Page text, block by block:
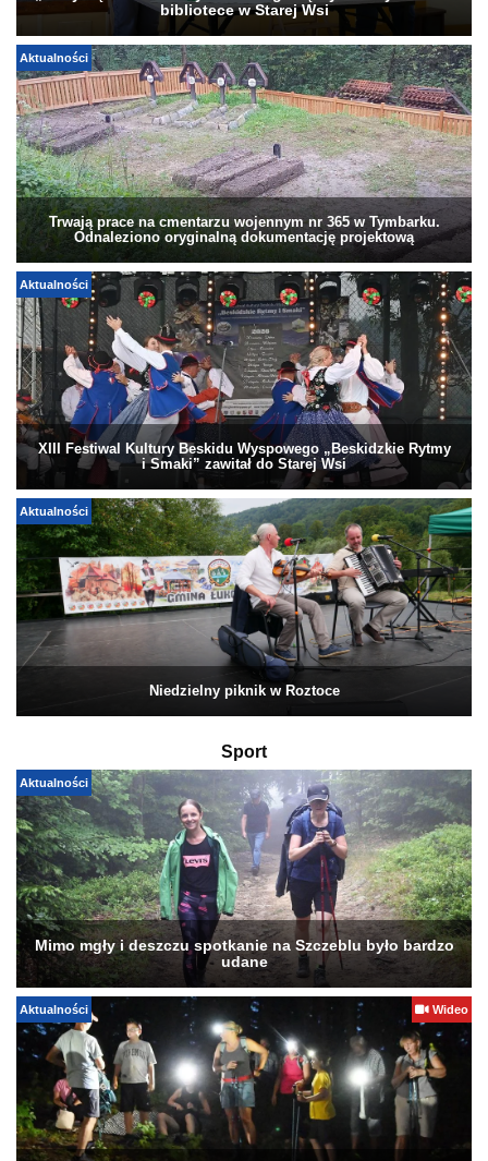
bibliotece w Starej Wsi
Aktualności
Trwają prace na cmentarzu wojennym nr 365 w Tymbarku.
Odnaleziono oryginalną dokumentację projektową
Aktualności
XIII Festiwal Kultury Beskidu Wyspowego „Beskidzkie Rytmy
i Smaki” zawitał do Starej Wsi
Aktualności
Niedzielny piknik w Roztoce
Sport
Aktualności
Mimo mgły i deszczu spotkanie na Szczeblu było bardzo
udane
Aktualności Wideo